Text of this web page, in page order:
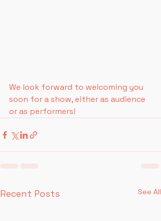
We look forward to welcoming you
soon for a show, either as audience
or as performers!
Recent Posts See All